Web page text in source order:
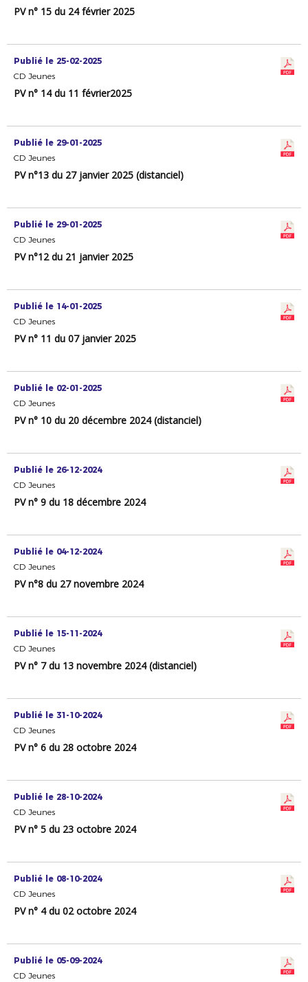
PV n° 15 du 24 février 2025
Publié le 25-02-2025
CD Jeunes
PV n° 14 du 11 février2025
Publié le 29-01-2025
CD Jeunes
PV n°13 du 27 janvier 2025 (distanciel)
Publié le 29-01-2025
CD Jeunes
PV n°12 du 21 janvier 2025
Publié le 14-01-2025
CD Jeunes
PV n° 11 du 07 janvier 2025
Publié le 02-01-2025
CD Jeunes
PV n° 10 du 20 décembre 2024 (distanciel)
Publié le 26-12-2024
CD Jeunes
PV n° 9 du 18 décembre 2024
Publié le 04-12-2024
CD Jeunes
PV n°8 du 27 novembre 2024
Publié le 15-11-2024
CD Jeunes
PV n° 7 du 13 novembre 2024 (distanciel)
Publié le 31-10-2024
CD Jeunes
PV n° 6 du 28 octobre 2024
Publié le 28-10-2024
CD Jeunes
PV n° 5 du 23 octobre 2024
Publié le 08-10-2024
CD Jeunes
PV n° 4 du 02 octobre 2024
Publié le 05-09-2024
CD Jeunes